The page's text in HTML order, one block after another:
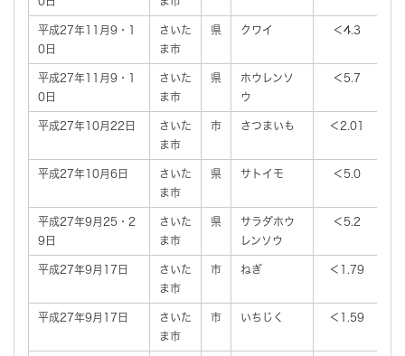
平成27年11月9・1
0日
さいた
ま市
県 クワイ ＜4.3
平成27年11月9・1
0日
さいた
ま市
県
ホウレンソ
ウ
＜5.7
平成27年10月22日
さいた
ま市
市 さつまいも ＜2.01
平成27年10月6日
さいた
ま市
県 サトイモ ＜5.0
平成27年9月25・2
9日
さいた
ま市
県
サラダホウ
レンソウ
＜5.2
平成27年9月17日
さいた
ま市
市 ねぎ ＜1.79
平成27年9月17日
さいた
ま市
市 いちじく ＜1.59